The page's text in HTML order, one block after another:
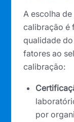
A escolha
calibração é
qualidade
fatores ao
calibração:
por